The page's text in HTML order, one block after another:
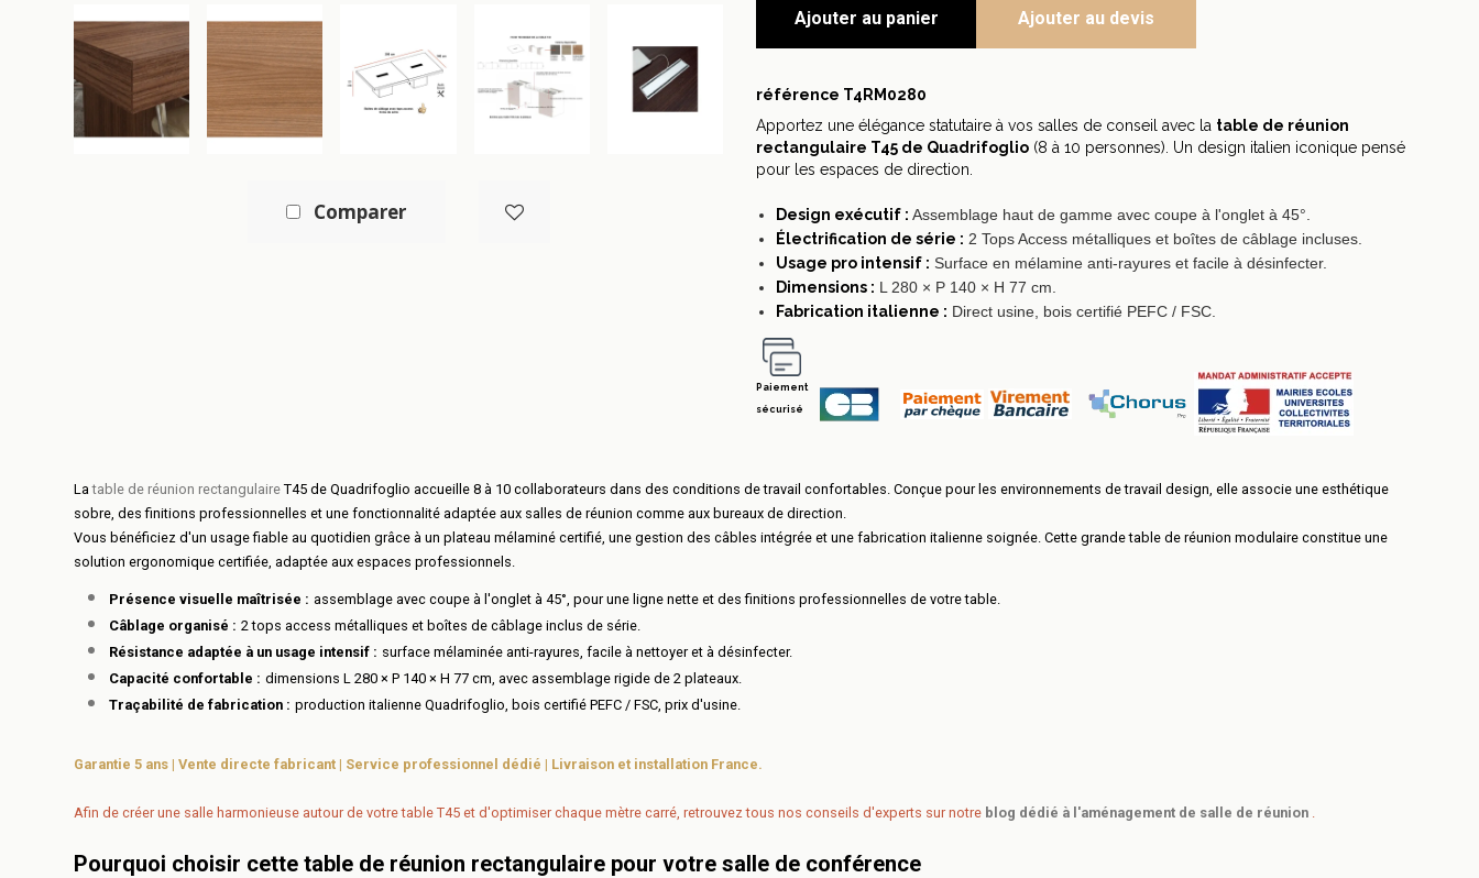
Comparer
Ajouter au panier Ajouter au devis
référence T4RM0280
Apportez une élégance statutaire à vos salles de conseil avec la table de réunion
rectangulaire T45 de Quadrifoglio (8 à 10 personnes). Un design italien iconique pensé
pour les espaces de direction.
Design exécutif : Assemblage haut de gamme avec coupe à l'onglet à 45°.
Électrification de série : 2 Tops Access métalliques et boîtes de câblage incluses.
Usage pro intensif : Surface en mélamine anti-rayures et facile à désinfecter.
Dimensions : L 280 × P 140 × H 77 cm.
Fabrication italienne : Direct usine, bois certifié PEFC / FSC.
Paiement
sécurisé
Latable de réunion rectangulaire T45 de Quadrifoglio accueille 8 à 10 collaborateurs dans des conditions de travail confortables. Conçue pour les environnements de travail design, elle associe une esthétique
sobre, des finitions professionnelles et une fonctionnalité adaptée aux salles de réunion comme aux bureaux de direction.
Vous bénéficiez d'un usage fiable au quotidien grâce à un plateau mélaminé certifié, une gestion des câbles intégrée et une fabrication italienne soignée. Cette grande table de réunion modulaire constitue une
solution ergonomique certifiée, adaptée aux espaces professionnels.
Présence visuelle maîtrisée : assemblage avec coupe à l'onglet à 45°, pour une ligne nette et des finitions professionnelles de votre table.
Câblage organisé : 2 tops access métalliques et boîtes de câblage inclus de série.
Résistance adaptée à un usage intensif : surface mélaminée anti-rayures, facile à nettoyer et à désinfecter.
Capacité confortable : dimensions L 280 × P 140 × H 77 cm, avec assemblage rigide de 2 plateaux.
Traçabilité de fabrication : production italienne Quadrifoglio, bois certifié PEFC / FSC, prix d'usine.
Garantie 5 ans | Vente directe fabricant | Service professionnel dédié | Livraison et installation France.
Afin de créer une salle harmonieuse autour de votre table T45 et d'optimiser chaque mètre carré, retrouvez tous nos conseils d'experts sur notre blog dédié à l'aménagement de salle de réunion
Pourquoi choisir cette table de réunion rectangulaire pour votre salle de conférence